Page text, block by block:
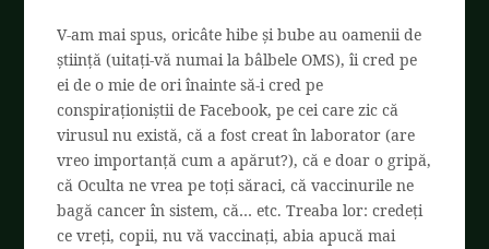
V-am mai spus, oricâte hibe și bube au oamenii de
știință (uitați-vă numai la bâlbele OMS), îi cred pe
ei de o mie de ori înainte să-i cred pe
conspiraționiștii de Facebook, pe cei care zic că
virusul nu există, că a fost creat în laborator (are
vreo importanță cum a apărut?), că e doar o gripă,
că Oculta ne vrea pe toți săraci, că vaccinurile ne
bagă cancer în sistem, că… etc. Treaba lor: credeți
ce vreți, copii, nu vă vaccinați, abia apucă mai